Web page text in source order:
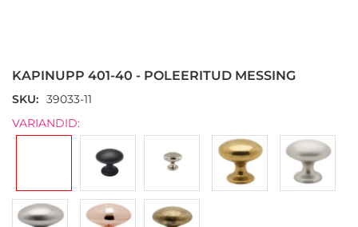
beginning
of
images
KAPINUPP 401-40 - POLEERITUD MESSING
SKU
39033-11
VARIANDID: